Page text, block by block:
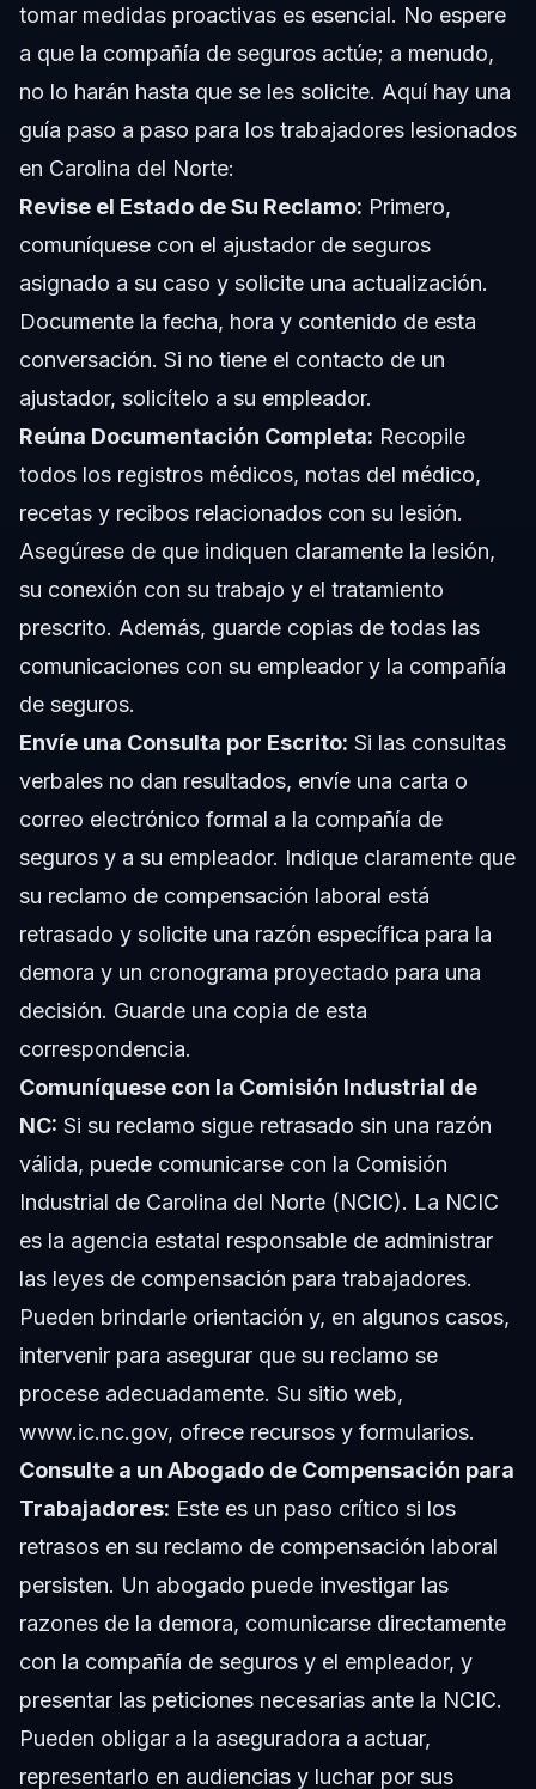
tomar medidas proactivas es esencial. No espere
a que la compañía de seguros actúe; a menudo,
no lo harán hasta que se les solicite. Aquí hay una
guía paso a paso para los trabajadores lesionados
en Carolina del Norte:
Revise el Estado de Su Reclamo: Primero,
comuníquese con el ajustador de seguros
asignado a su caso y solicite una actualización.
Documente la fecha, hora y contenido de esta
conversación. Si no tiene el contacto de un
ajustador, solicítelo a su empleador.
Reúna Documentación Completa: Recopile
todos los registros médicos, notas del médico,
recetas y recibos relacionados con su lesión.
Asegúrese de que indiquen claramente la lesión,
su conexión con su trabajo y el tratamiento
prescrito. Además, guarde copias de todas las
comunicaciones con su empleador y la compañía
de seguros.
Envíe una Consulta por Escrito: Si las consultas
verbales no dan resultados, envíe una carta o
correo electrónico formal a la compañía de
seguros y a su empleador. Indique claramente que
su reclamo de compensación laboral está
retrasado y solicite una razón específica para la
demora y un cronograma proyectado para una
decisión. Guarde una copia de esta
correspondencia.
Comuníquese con la Comisión Industrial de
NC: Si su reclamo sigue retrasado sin una razón
válida, puede comunicarse con la Comisión
Industrial de Carolina del Norte (NCIC). La NCIC
es la agencia estatal responsable de administrar
las leyes de compensación para trabajadores.
Pueden brindarle orientación y, en algunos casos,
intervenir para asegurar que su reclamo se
procese adecuadamente. Su sitio web,
www.ic.nc.gov, ofrece recursos y formularios.
Consulte a un Abogado de Compensación para
Trabajadores: Este es un paso crítico si los
retrasos en su reclamo de compensación laboral
persisten. Un abogado puede investigar las
razones de la demora, comunicarse directamente
con la compañía de seguros y el empleador, y
presentar las peticiones necesarias ante la NCIC.
Pueden obligar a la aseguradora a actuar,
representarlo en audiencias y luchar por sus